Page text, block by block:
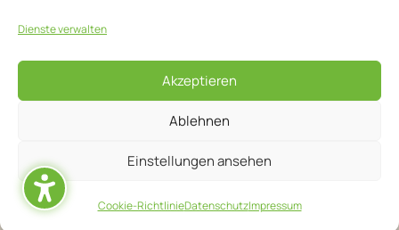
Dienste verwalten
Akzeptieren
Ablehnen
Einstellungen ansehen
Cookie-RichtlinieDatenschutzImpressum
info@hotel-gotha.de
Impressum